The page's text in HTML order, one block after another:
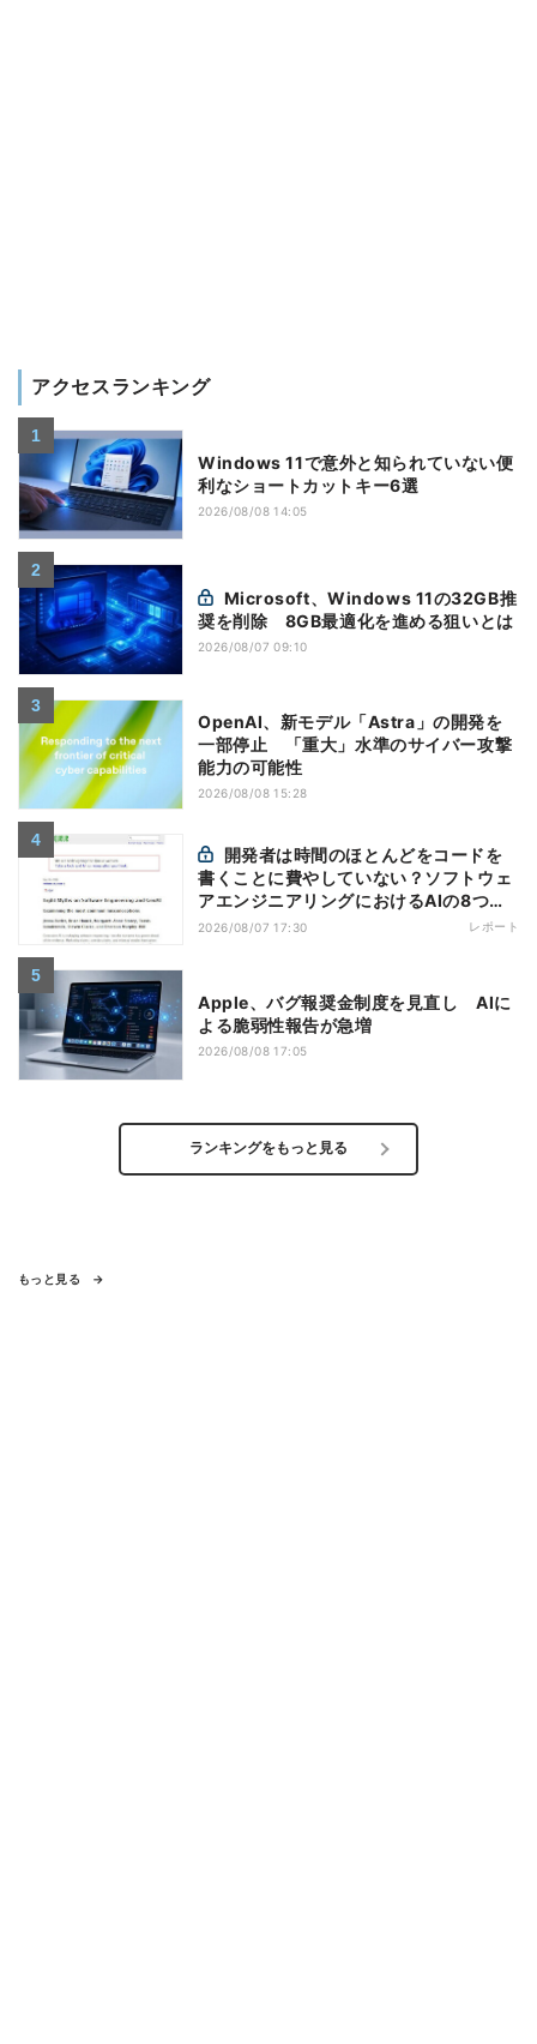
アクセスランキング
Windows 11で意外と知られていない便
利なショートカットキー6選
2026/08/08 14:05
奨を削除 8GB最適化を進める狙いとは
2026/08/07 09:10
OpenAI、新モデル「Astra」の開発を
一部停止 「重大」水準のサイバー攻撃
能力の可能性
2026/08/08 15:28
書くことに費やしていない？ソフトウェ
アエンジニアリングにおけるAIの8つの
神話への賛否
2026/08/07 17:30 レポート
Apple、バグ報奨金制度を見直し AIに
よる脆弱性報告が急増
2026/08/08 17:05
ランキングをもっと見る
もっと見る